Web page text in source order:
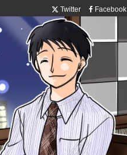
Twitter Facebook